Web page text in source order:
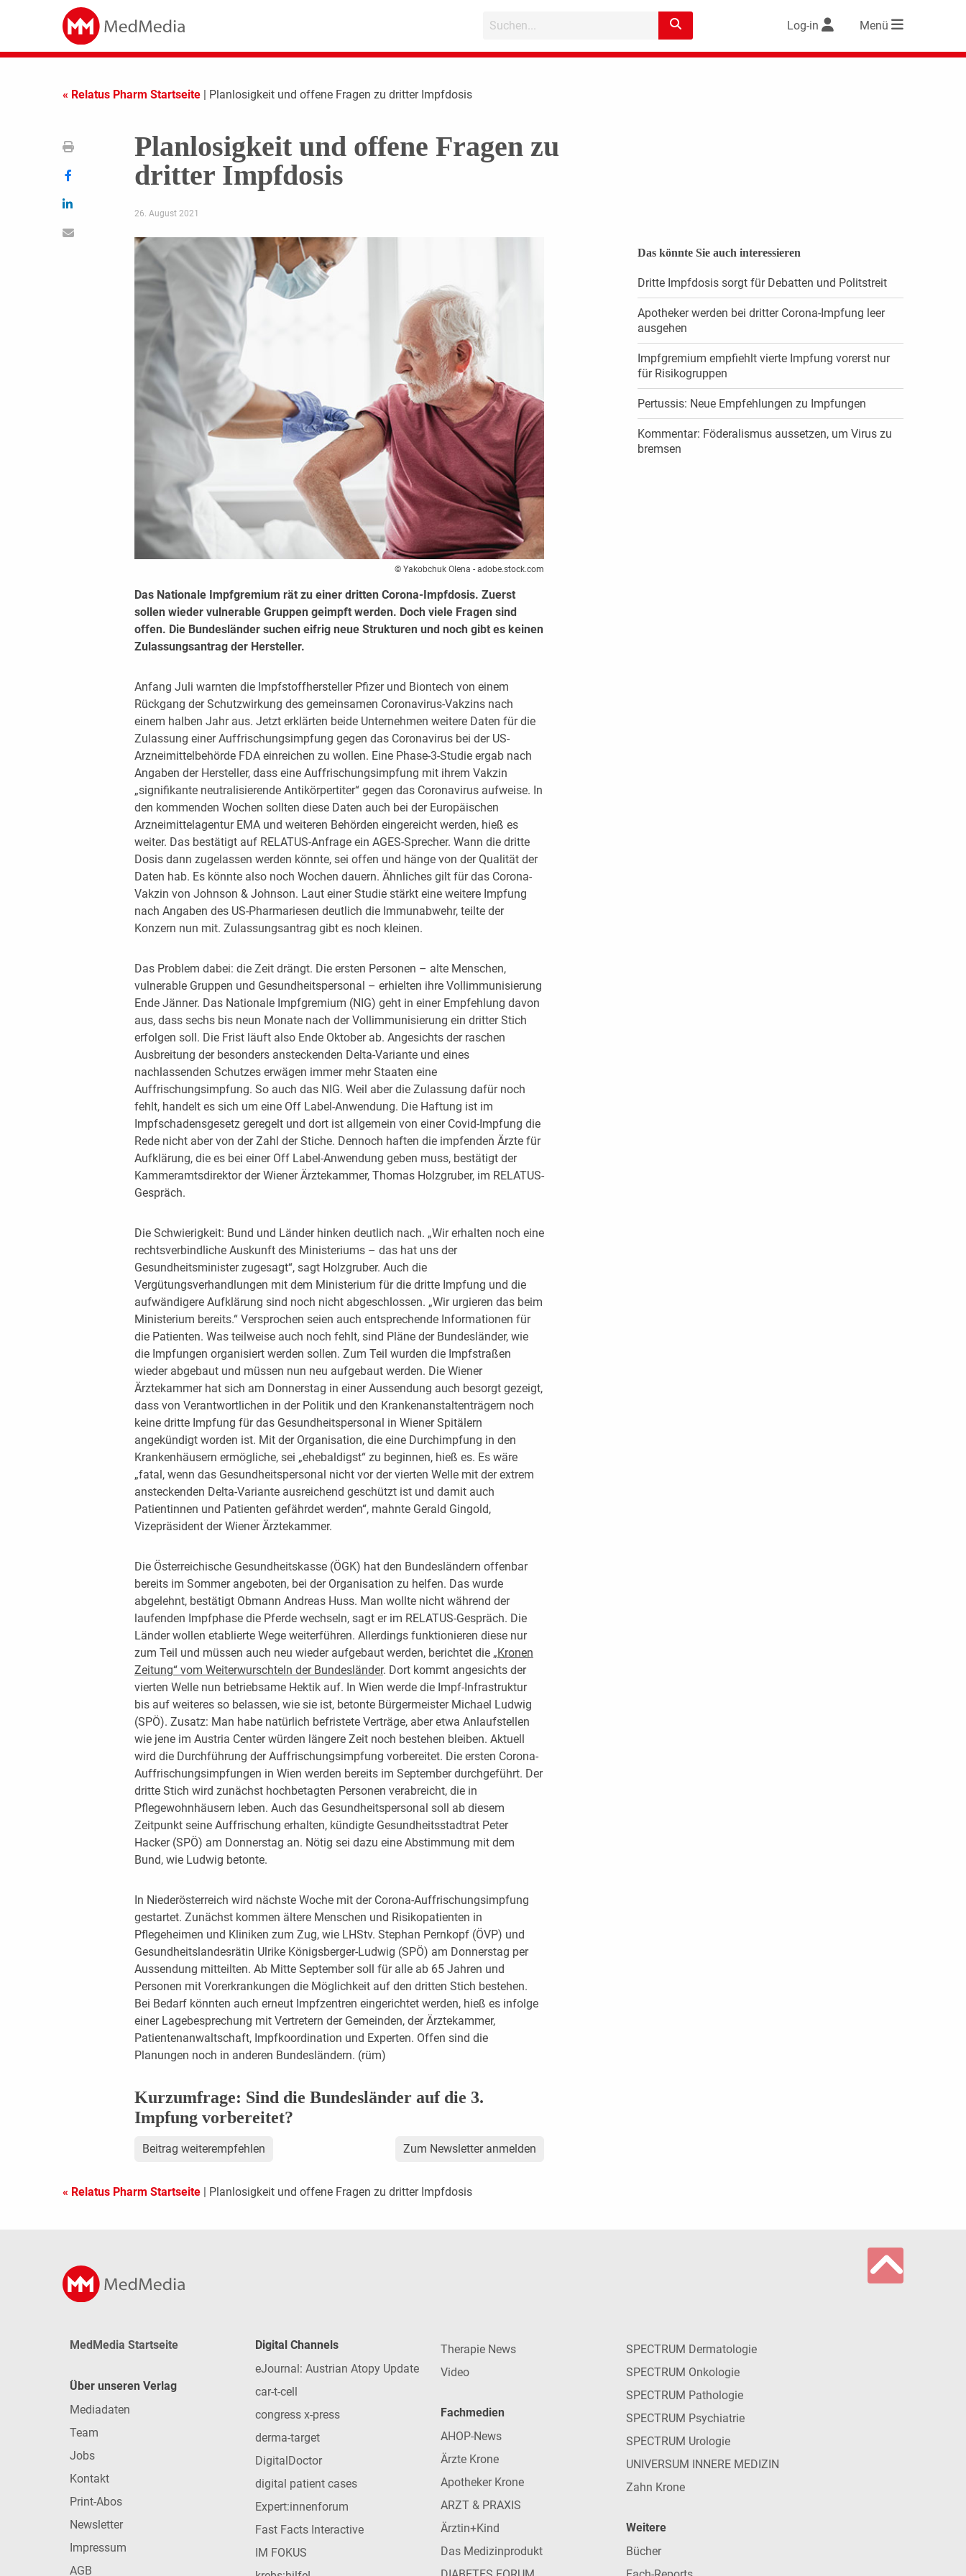
Log-in Menü
« Relatus Pharm Startseite | Planlosigkeit und offene Fragen zu dritter Impfdosis
Planlosigkeit und offene Fragen zu
dritter Impfdosis
26. August 2021
© Yakobchuk Olena - adobe.stock.com
Das Nationale Impfgremium rät zu einer dritten Corona-Impfdosis. Zuerst
sollen wieder vulnerable Gruppen geimpft werden. Doch viele Fragen sind
offen. Die Bundesländer suchen eifrig neue Strukturen und noch gibt es keinen
Zulassungsantrag der Hersteller.
Anfang Juli warnten die Impfstoffhersteller Pfizer und Biontech von einem
Rückgang der Schutzwirkung des gemeinsamen Coronavirus-Vakzins nach
einem halben Jahr aus. Jetzt erklärten beide Unternehmen weitere Daten für die
Zulassung einer Auffrischungsimpfung gegen das Coronavirus bei der US-
Arzneimittelbehörde FDA einreichen zu wollen. Eine Phase-3-Studie ergab nach
Angaben der Hersteller, dass eine Auffrischungsimpfung mit ihrem Vakzin
„signifikante neutralisierende Antikörpertiter“ gegen das Coronavirus aufweise. In
den kommenden Wochen sollten diese Daten auch bei der Europäischen
Arzneimittelagentur EMA und weiteren Behörden eingereicht werden, hieß es
weiter. Das bestätigt auf RELATUS-Anfrage ein AGES-Sprecher. Wann die dritte
Dosis dann zugelassen werden könnte, sei offen und hänge von der Qualität der
Daten hab. Es könnte also noch Wochen dauern. Ähnliches gilt für das Corona-
Vakzin von Johnson & Johnson. Laut einer Studie stärkt eine weitere Impfung
nach Angaben des US-Pharmariesen deutlich die Immunabwehr, teilte der
Konzern nun mit. Zulassungsantrag gibt es noch kleinen.
Das Problem dabei: die Zeit drängt. Die ersten Personen – alte Menschen,
vulnerable Gruppen und Gesundheitspersonal – erhielten ihre Vollimmunisierung
Ende Jänner. Das Nationale Impfgremium (NIG) geht in einer Empfehlung davon
aus, dass sechs bis neun Monate nach der Vollimmunisierung ein dritter Stich
erfolgen soll. Die Frist läuft also Ende Oktober ab. Angesichts der raschen
Ausbreitung der besonders ansteckenden Delta-Variante und eines
nachlassenden Schutzes erwägen immer mehr Staaten eine
Auffrischungsimpfung. So auch das NIG. Weil aber die Zulassung dafür noch
fehlt, handelt es sich um eine Off Label-Anwendung. Die Haftung ist im
Impfschadensgesetz geregelt und dort ist allgemein von einer Covid-Impfung die
Rede nicht aber von der Zahl der Stiche. Dennoch haften die impfenden Ärzte für
Aufklärung, die es bei einer Off Label-Anwendung geben muss, bestätigt der
Kammeramtsdirektor der Wiener Ärztekammer, Thomas Holzgruber, im RELATUS-
Gespräch.
Die Schwierigkeit: Bund und Länder hinken deutlich nach. „Wir erhalten noch eine
rechtsverbindliche Auskunft des Ministeriums – das hat uns der
Gesundheitsminister zugesagt“, sagt Holzgruber. Auch die
Vergütungsverhandlungen mit dem Ministerium für die dritte Impfung und die
aufwändigere Aufklärung sind noch nicht abgeschlossen. „Wir urgieren das beim
Ministerium bereits.“ Versprochen seien auch entsprechende Informationen für
die Patienten. Was teilweise auch noch fehlt, sind Pläne der Bundesländer, wie
die Impfungen organisiert werden sollen. Zum Teil wurden die Impfstraßen
wieder abgebaut und müssen nun neu aufgebaut werden. Die Wiener
Ärztekammer hat sich am Donnerstag in einer Aussendung auch besorgt gezeigt,
dass von Verantwortlichen in der Politik und den Krankenanstaltenträgern noch
keine dritte Impfung für das Gesundheitspersonal in Wiener Spitälern
angekündigt worden ist. Mit der Organisation, die eine Durchimpfung in den
Krankenhäusern ermögliche, sei „ehebaldigst“ zu beginnen, hieß es. Es wäre
„fatal, wenn das Gesundheitspersonal nicht vor der vierten Welle mit der extrem
ansteckenden Delta-Variante ausreichend geschützt ist und damit auch
Patientinnen und Patienten gefährdet werden“, mahnte Gerald Gingold,
Vizepräsident der Wiener Ärztekammer.
Die Österreichische Gesundheitskasse (ÖGK) hat den Bundesländern offenbar
bereits im Sommer angeboten, bei der Organisation zu helfen. Das wurde
abgelehnt, bestätigt Obmann Andreas Huss. Man wollte nicht während der
laufenden Impfphase die Pferde wechseln, sagt er im RELATUS-Gespräch. Die
Länder wollen etablierte Wege weiterführen. Allerdings funktionieren diese nur
zum Teil und müssen auch neu wieder aufgebaut werden, berichtet die „Kronen
Zeitung“ vom Weiterwurschteln der Bundesländer. Dort kommt angesichts der
vierten Welle nun betriebsame Hektik auf. In Wien werde die Impf-Infrastruktur
bis auf weiteres so belassen, wie sie ist, betonte Bürgermeister Michael Ludwig
(SPÖ). Zusatz: Man habe natürlich befristete Verträge, aber etwa Anlaufstellen
wie jene im Austria Center würden längere Zeit noch bestehen bleiben. Aktuell
wird die Durchführung der Auffrischungsimpfung vorbereitet. Die ersten Corona-
Auffrischungsimpfungen in Wien werden bereits im September durchgeführt. Der
dritte Stich wird zunächst hochbetagten Personen verabreicht, die in
Pflegewohnhäusern leben. Auch das Gesundheitspersonal soll ab diesem
Zeitpunkt seine Auffrischung erhalten, kündigte Gesundheitsstadtrat Peter
Hacker (SPÖ) am Donnerstag an. Nötig sei dazu eine Abstimmung mit dem
Bund, wie Ludwig betonte.
In Niederösterreich wird nächste Woche mit der Corona-Auffrischungsimpfung
gestartet. Zunächst kommen ältere Menschen und Risikopatienten in
Pflegeheimen und Kliniken zum Zug, wie LHStv. Stephan Pernkopf (ÖVP) und
Gesundheitslandesrätin Ulrike Königsberger-Ludwig (SPÖ) am Donnerstag per
Aussendung mitteilten. Ab Mitte September soll für alle ab 65 Jahren und
Personen mit Vorerkrankungen die Möglichkeit auf den dritten Stich bestehen.
Bei Bedarf könnten auch erneut Impfzentren eingerichtet werden, hieß es infolge
einer Lagebesprechung mit Vertretern der Gemeinden, der Ärztekammer,
Patientenanwaltschaft, Impfkoordination und Experten. Offen sind die
Planungen noch in anderen Bundesländern. (rüm)
Kurzumfrage: Sind die Bundesländer auf die 3.
Impfung vorbereitet?
Beitrag weiterempfehlen Zum Newsletter anmelden
Das könnte Sie auch interessieren
Dritte Impfdosis sorgt für Debatten und Politstreit
Apotheker werden bei dritter Corona-Impfung leer
ausgehen
Impfgremium empfiehlt vierte Impfung vorerst nur
für Risikogruppen
Pertussis: Neue Empfehlungen zu Impfungen
Kommentar: Föderalismus aussetzen, um Virus zu
bremsen
« Relatus Pharm Startseite | Planlosigkeit und offene Fragen zu dritter Impfdosis
MedMedia Startseite
Über unseren Verlag
Mediadaten
Team
Jobs
Kontakt
Print-Abos
Newsletter
Impressum
AGB
Digital Channels
eJournal: Austrian Atopy Update
car-t-cell
congress x-press
derma-target
DigitalDoctor
digital patient cases
Expert:innenforum
Fast Facts Interactive
IM FOKUS
Therapie News
Video
Fachmedien
AHOP-News
Ärzte Krone
Apotheker Krone
ARZT & PRAXIS
Ärztin+Kind
Das Medizinprodukt
SPECTRUM Dermatologie
SPECTRUM Onkologie
SPECTRUM Pathologie
SPECTRUM Psychiatrie
SPECTRUM Urologie
UNIVERSUM INNERE MEDIZIN
Zahn Krone
Weitere
Bücher